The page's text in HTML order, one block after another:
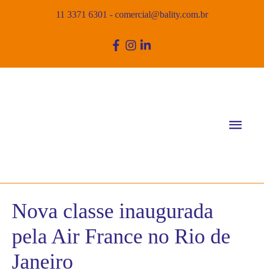
11 3371 6301 - comercial@bality.com.br
Nova classe inaugurada
pela Air France no Rio de
Janeiro